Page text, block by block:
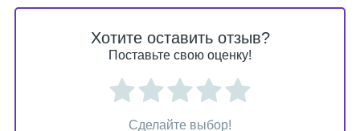
Хотите оставить отзыв?
Поставьте свою оценку!
Сделайте выбор!